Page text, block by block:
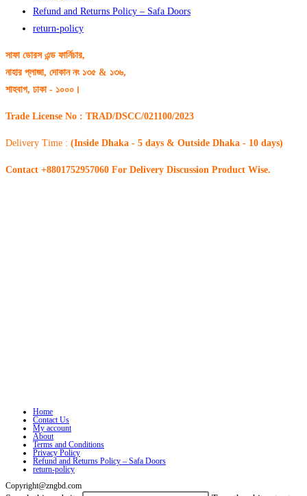
Refund and Returns Policy – Safa Doors
return-policy
সাফা ডোরস এন্ড ফার্নিচার,
নাহার প্লাজা, দোকান নং ১৩৫ & ১৩৬,
শাহবাগ, ঢাকা - ১০০০।
Trade License No : TRAD/DSCC/021100/2023
Delivery Time : (Inside Dhaka - 5 days & Outside Dhaka - 10 days)
Contact +8801752957060 For Delivery Discussion Product Wise.
Home
Contact Us
My account
About
Terms and Conditions
Privacy Policy
Refund and Returns Policy – Safa Doors
return-policy
Copyright@zngbd.com